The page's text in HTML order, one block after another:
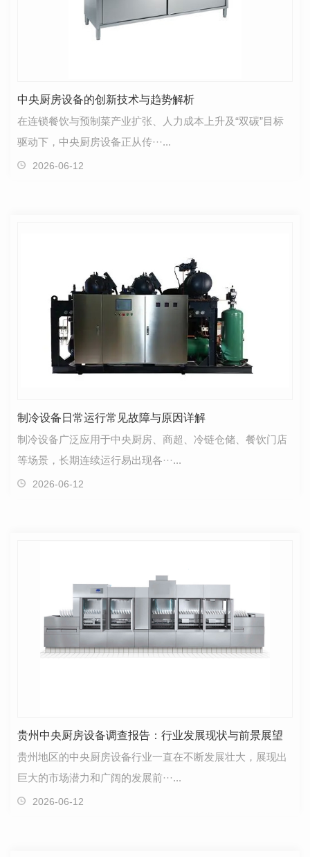
中央厨房设备的创新技术与趋势解析
在连锁餐饮与预制菜产业扩张、人力成本上升及“双碳”目标
驱动下，中央厨房设备正从传···...
2026-06-12
制冷设备日常运行常见故障与原因详解
制冷设备广泛应用于中央厨房、商超、冷链仓储、餐饮门店
等场景，长期连续运行易出现各···...
2026-06-12
贵州中央厨房设备调查报告：行业发展现状与前景展望
贵州地区的中央厨房设备行业一直在不断发展壮大，展现出
巨大的市场潜力和广阔的发展前···...
2026-06-12